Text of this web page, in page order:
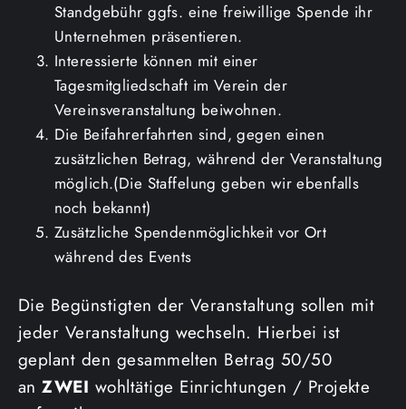
Standgebühr ggfs. eine freiwillige Spende ihr
Unternehmen präsentieren.
Interessierte können mit einer
Tagesmitgliedschaft im Verein der
Vereinsveranstaltung beiwohnen.
Die Beifahrerfahrten sind, gegen einen
zusätzlichen Betrag, während der Veranstaltung
möglich.(Die Staffelung geben wir ebenfalls
noch bekannt)
Zusätzliche Spendenmöglichkeit vor Ort
während des Events
Die Begünstigten der Veranstaltung sollen mit
jeder Veranstaltung wechseln. Hierbei ist
geplant den gesammelten Betrag 50/50
anZWEI wohltätige Einrichtungen / Projekte